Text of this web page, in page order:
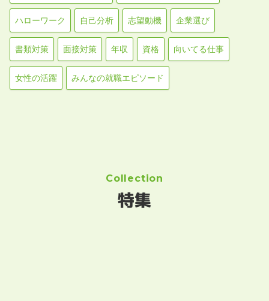
ハローワーク 自己分析 志望動機 企業選び
書類対策 面接対策 年収 資格 向いてる仕事
女性の活躍 みんなの就職エピソード
Collection
特集